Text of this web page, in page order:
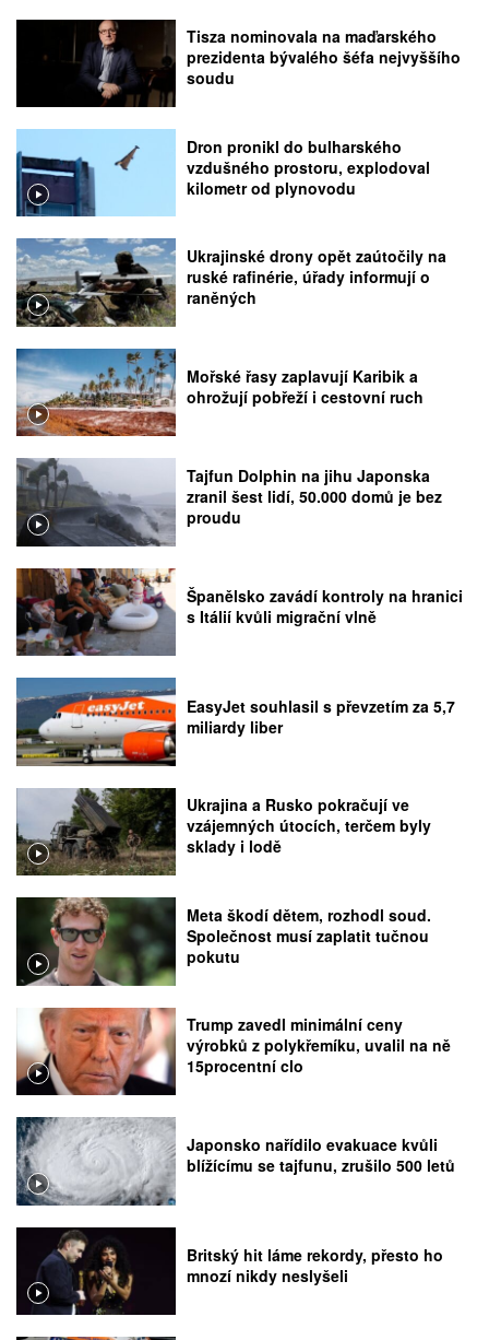
Tisza nominovala na maďarského
prezidenta bývalého šéfa nejvyššího
soudu
Dron pronikl do bulharského
vzdušného prostoru, explodoval
kilometr od plynovodu
Ukrajinské drony opět zaútočily na
ruské rafinérie, úřady informují o
raněných
Mořské řasy zaplavují Karibik a
ohrožují pobřeží i cestovní ruch
Tajfun Dolphin na jihu Japonska
zranil šest lidí, 50.000 domů je bez
proudu
Španělsko zavádí kontroly na hranici
s Itálií kvůli migrační vlně
EasyJet souhlasil s převzetím za 5,7
miliardy liber
Ukrajina a Rusko pokračují ve
vzájemných útocích, terčem byly
sklady i lodě
Meta škodí dětem, rozhodl soud.
Společnost musí zaplatit tučnou
pokutu
Trump zavedl minimální ceny
výrobků z polykřemíku, uvalil na ně
15procentní clo
Japonsko nařídilo evakuace kvůli
blížícímu se tajfunu, zrušilo 500 letů
Britský hit láme rekordy, přesto ho
mnozí nikdy neslyšeli